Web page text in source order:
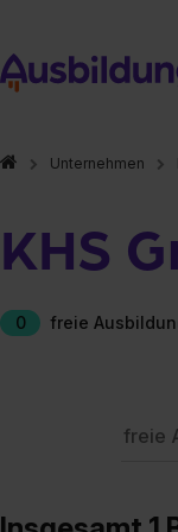
Unternehmen
KHS
0 freie
freie